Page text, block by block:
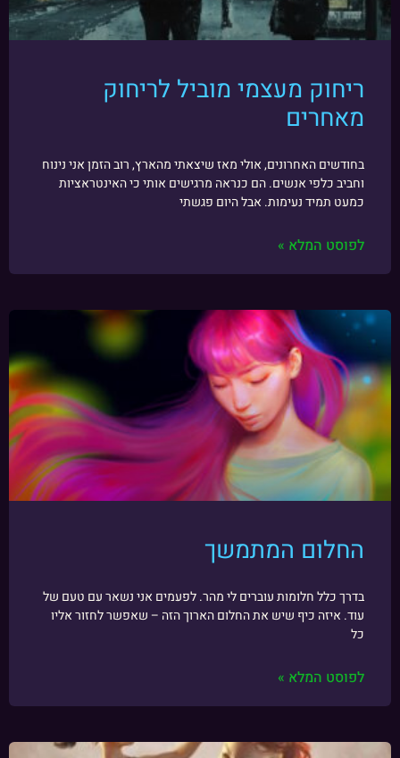
ריחוק מעצמי מוביל לריחוק
מאחרים
בחודשים האחרונים, אולי מאז שיצאתי מהארץ, רוב הזמן אני נינוח
וחביב כלפי אנשים. הם כנראה מרגישים אותי כי האינטראציות
כמעט תמיד נעימות. אבל היום פגשתי
לפוסט המלא »
החלום המתמשך
בדרך כלל חלומות עוברים לי מהר. לפעמים אני נשאר עם טעם של
עוד. איזה כיף שיש את החלום הארוך הזה – שאפשר לחזור אליו
כל
לפוסט המלא »